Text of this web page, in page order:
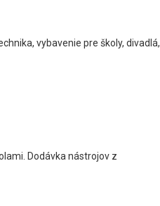
vybavenie pre školy, divadlá,
Dodávka nástrojov z